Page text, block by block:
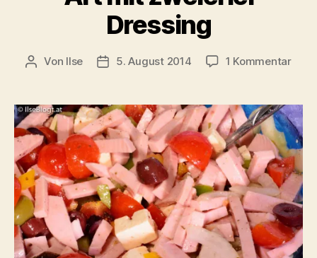
Dressing
Beitragsautor
Von Ilse Beitragsdatum
5. August 2014 1 Kommentarzu
Art
mit